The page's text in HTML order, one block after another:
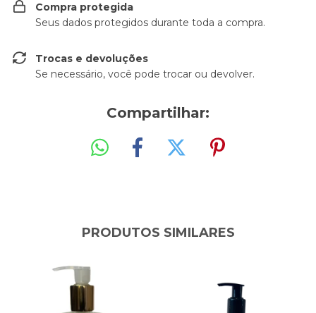
Compra protegida
Seus dados protegidos durante toda a compra.
Trocas e devoluções
Se necessário, você pode trocar ou devolver.
Compartilhar:
PRODUTOS SIMILARES